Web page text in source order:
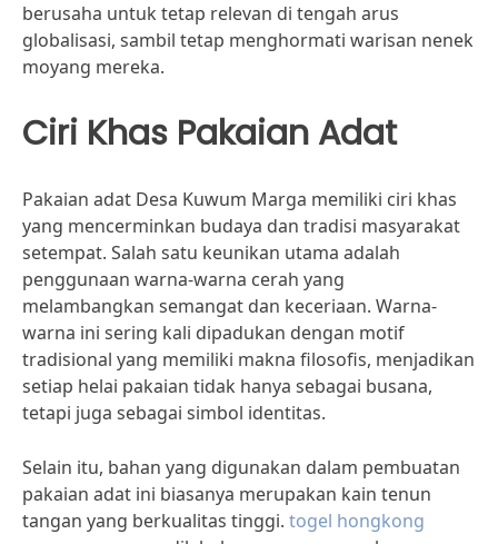
berusaha untuk tetap relevan di tengah arus
globalisasi, sambil tetap menghormati warisan nenek
moyang mereka.
Ciri Khas Pakaian Adat
Pakaian adat Desa Kuwum Marga memiliki ciri khas
yang mencerminkan budaya dan tradisi masyarakat
setempat. Salah satu keunikan utama adalah
penggunaan warna-warna cerah yang
melambangkan semangat dan keceriaan. Warna-
warna ini sering kali dipadukan dengan motif
tradisional yang memiliki makna filosofis, menjadikan
setiap helai pakaian tidak hanya sebagai busana,
tetapi juga sebagai simbol identitas.
Selain itu, bahan yang digunakan dalam pembuatan
pakaian adat ini biasanya merupakan kain tenun
tangan yang berkualitas tinggi. togel hongkong